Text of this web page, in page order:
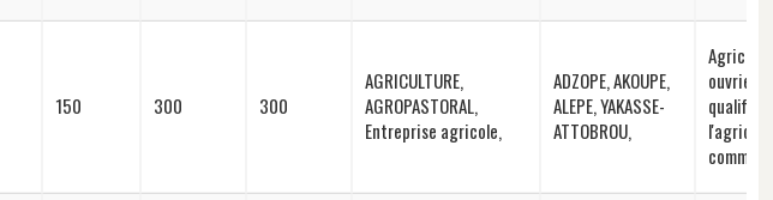
150 300 300
AGRICULTURE,
AGROPASTORAL,
Entreprise agricole,
ADZOPE, AKOUPE,
ALEPE, YAKASSE-
ATTOBROU,
ouvriers
qualifiés